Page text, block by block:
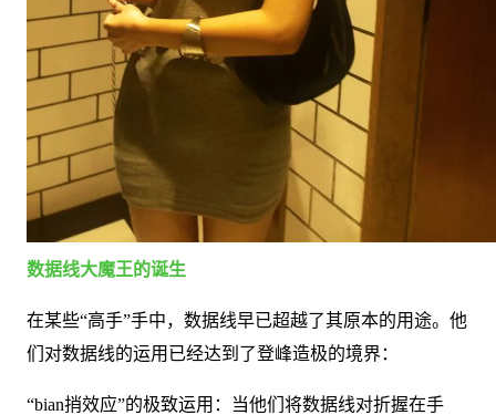
数据线大魔王的诞生
在某些“高手”手中，数据线早已超越了其原本的用途。他
们对数据线的运用已经达到了登峰造极的境界：
“bian捎效应”的极致运用：当他们将数据线对折握在手